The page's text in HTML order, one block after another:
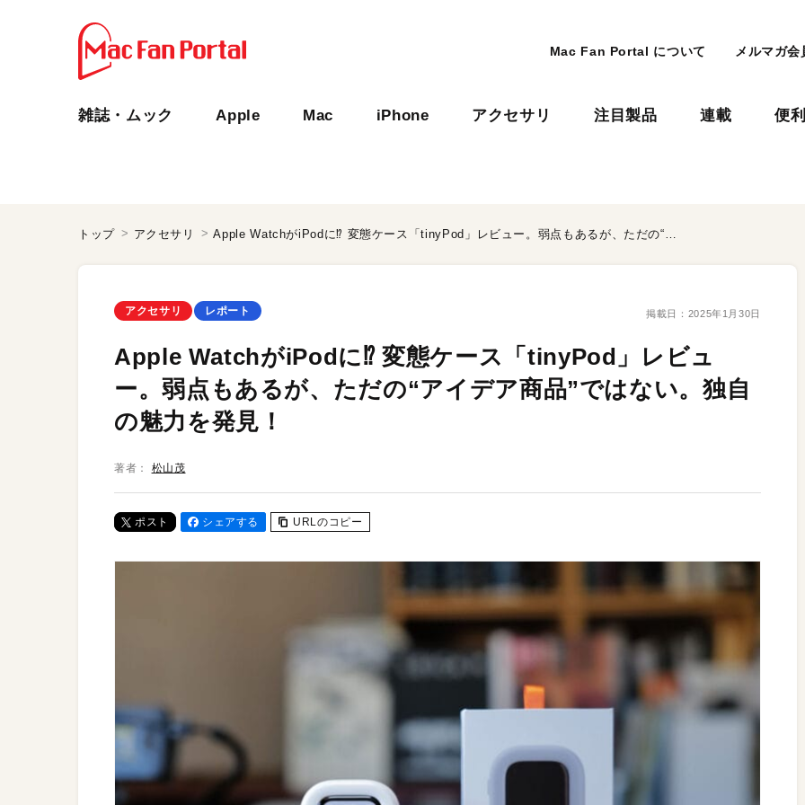
Mac Fan Portal について メルマガ会
雑誌・ムック Apple Mac iPhone アクセサリ 注目製品 連載 便
トップ アクセサリ Apple WatchがiPodに⁉︎ 変態ケース「tinyPod」レビュー。弱点もあるが、ただの“アイデア商品”ではない。独自の魅力を発見！
アクセサリ レポート 掲載日： 2025年1月30日
Apple WatchがiPodに⁉︎ 変態ケース「tinyPod」レビュ
ー。弱点もあるが、ただの“アイデア商品”ではない。独自
の魅力を発見！
著者： 松山茂
ポスト シェアする URLのコピー